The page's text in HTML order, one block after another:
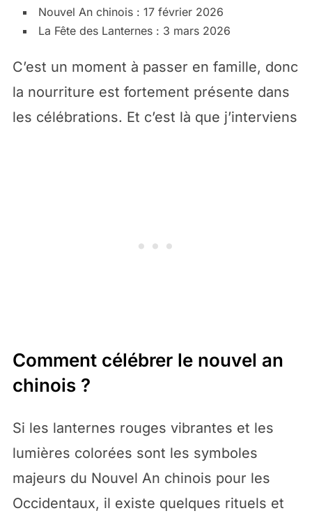
Nouvel An chinois : 17 février 2026
La Fête des Lanternes : 3 mars 2026
C’est un moment à passer en famille, donc
la nourriture est fortement présente dans
les célébrations. Et c’est là que j’interviens
Comment célébrer le nouvel an
chinois ?
Si les lanternes rouges vibrantes et les
lumières colorées sont les symboles
majeurs du Nouvel An chinois pour les
Occidentaux, il existe quelques rituels et